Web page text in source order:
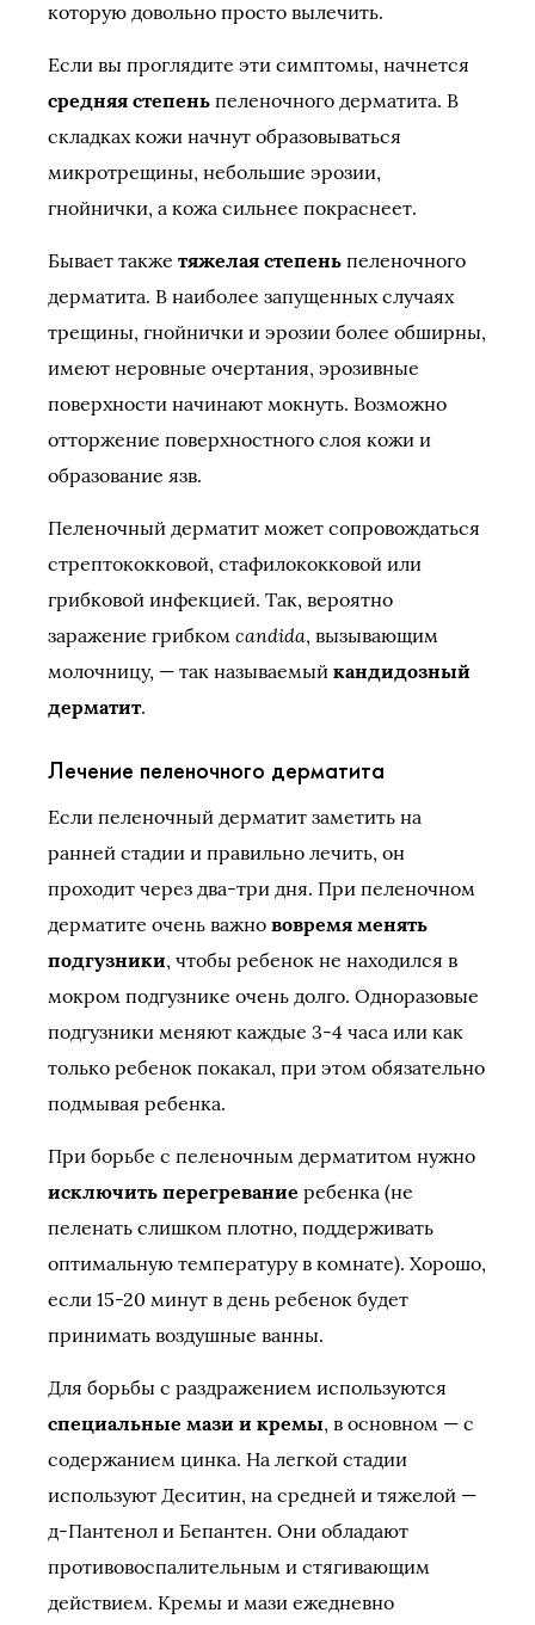
которую довольно просто вылечить.
Если вы проглядите эти симптомы, начнется
средняя степень пеленочного дерматита. В
складках кожи начнут образовываться
микротрещины, небольшие эрозии,
гнойнички, а кожа сильнее покраснеет.
Бывает также тяжелая степень пеленочного
дерматита. В наиболее запущенных случаях
трещины, гнойнички и эрозии более обширны,
имеют неровные очертания, эрозивные
поверхности начинают мокнуть. Возможно
отторжение поверхностного слоя кожи и
образование язв.
Пеленочный дерматит может сопровождаться
стрептококковой, стафилококковой или
грибковой инфекцией. Так, вероятно
заражение грибком candida, вызывающим
молочницу, — так называемый кандидозный
дерматит.
Лечение пеленочного дерматита
Если пеленочный дерматит заметить на
ранней стадии и правильно лечить, он
проходит через два-три дня. При пеленочном
дерматите очень важно вовремя менять
подгузники, чтобы ребенок не находился в
мокром подгузнике очень долго. Одноразовые
подгузники меняют каждые 3-4 часа или как
только ребенок покакал, при этом обязательно
подмывая ребенка.
При борьбе с пеленочным дерматитом нужно
исключить перегревание ребенка (не
пеленать слишком плотно, поддерживать
оптимальную температуру в комнате). Хорошо,
если 15-20 минут в день ребенок будет
принимать воздушные ванны.
Для борьбы с раздражением используются
специальные мази и кремы, в основном — с
содержанием цинка. На легкой стадии
используют Деситин, на средней и тяжелой —
д-Пантенол и Бепантен. Они обладают
противовоспалительным и стягивающим
действием. Кремы и мази ежедневно